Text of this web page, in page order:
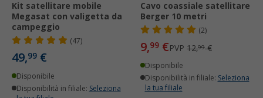
Kit satellitare mobile
Megasat con valigetta da
campeggio
(47)
49,99 €
Disponibile
Disponibilità in filiale: Seleziona
Cavo coassiale satellitare
Berger 10 metri
(2)
9,99 €PVP 12,99€
Disponibile
Disponibilità in filiale: Seleziona
la tua filiale